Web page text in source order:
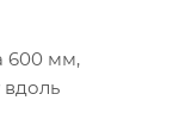
600 мм,